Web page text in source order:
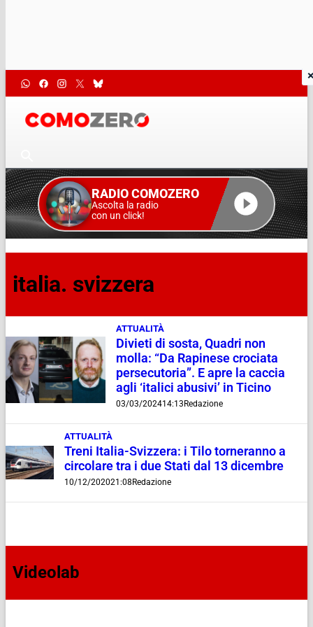
RADIO COMOZERO
Ascolta la radio
con un click!
italia. svizzera
ATTUALITÀ
Divieti di sosta, Quadri non
molla: “Da Rapinese crociata
persecutoria”. E apre la caccia
agli ‘italici abusivi’ in Ticino
03/03/202414:13Redazione
ATTUALITÀ
Treni Italia-Svizzera: i Tilo torneranno a
circolare tra i due Stati dal 13 dicembre
10/12/202021:08Redazione
Videolab